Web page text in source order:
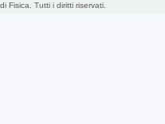
Fisica. Tutti i diritti riservati.